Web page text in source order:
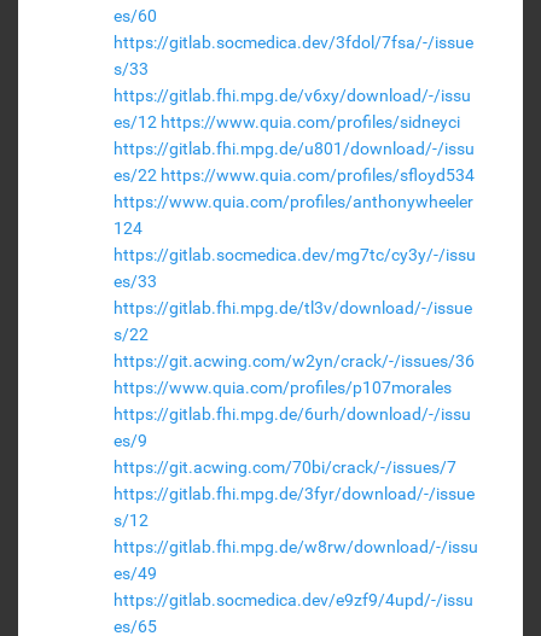
es/60
https://gitlab.socmedica.dev/3fdol/7fsa/-/issue
s/33
https://gitlab.fhi.mpg.de/v6xy/download/-/issu
es/12 https://www.quia.com/profiles/sidneyci
https://gitlab.fhi.mpg.de/u801/download/-/issu
es/22 https://www.quia.com/profiles/sfloyd534
https://www.quia.com/profiles/anthonywheeler
124
https://gitlab.socmedica.dev/mg7tc/cy3y/-/issu
es/33
https://gitlab.fhi.mpg.de/tl3v/download/-/issue
s/22
https://git.acwing.com/w2yn/crack/-/issues/36
https://www.quia.com/profiles/p107morales
https://gitlab.fhi.mpg.de/6urh/download/-/issu
es/9
https://git.acwing.com/70bi/crack/-/issues/7
https://gitlab.fhi.mpg.de/3fyr/download/-/issue
s/12
https://gitlab.fhi.mpg.de/w8rw/download/-/issu
es/49
https://gitlab.socmedica.dev/e9zf9/4upd/-/issu
es/65